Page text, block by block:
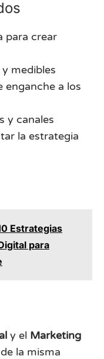
para crear
medibles
enganche a los
y canales
la estrategia
Estrategias
para
y el Marketing
la misma